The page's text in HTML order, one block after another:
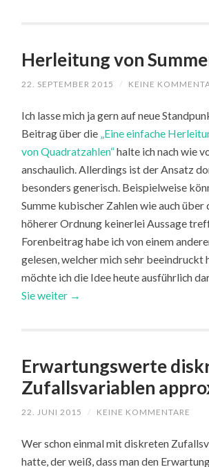
Herleitung von
22. SEPTEMBER 2015 / KEINE
Ich lasse mich ja gern auf neue
Beitrag über die „Eine einfache
von Quadratzahlen“halte ich nach wie
anschaulich. Allerdings ist der Ansatz
besonders generisch. Beispielweise
Summe kubischer Zahlen wie auch über
höherer Ordnung keinerlei Aussage
Forenbeitrag habe ich von einem
gelesen, welcher mich sehr beeindruckt
möchte ich die Idee heute ausführlich
Sie weiter →
Erwartungswerte
Zufallsvariablen
22. JUNI 2015 / KEINE KOMMENTARE
Wer schon einmal mit diskreten
hatte, der weiß, dass man den